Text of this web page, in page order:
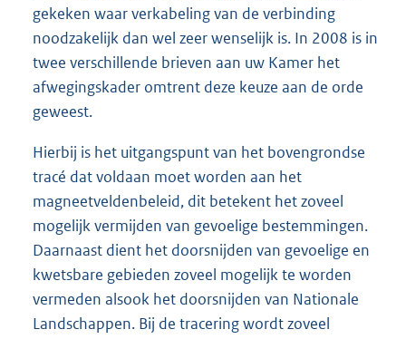
gekeken waar verkabeling van de verbinding
noodzakelijk dan wel zeer wenselijk is. In 2008 is in
twee verschillende brieven aan uw Kamer het
afwegingskader omtrent deze keuze aan de orde
geweest.
Hierbij is het uitgangspunt van het bovengrondse
tracé dat voldaan moet worden aan het
magneetveldenbeleid, dit betekent het zoveel
mogelijk vermijden van gevoelige bestemmingen.
Daarnaast dient het doorsnijden van gevoelige en
kwetsbare gebieden zoveel mogelijk te worden
vermeden alsook het doorsnijden van Nationale
Landschappen. Bij de tracering wordt zoveel